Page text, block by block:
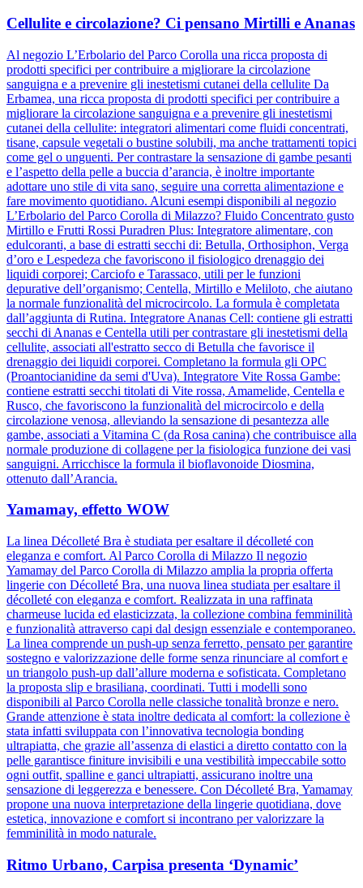
Cellulite e circolazione? Ci pensano Mirtilli e Ananas
Al negozio L’Erbolario del Parco Corolla una ricca proposta di
prodotti specifici per contribuire a migliorare la circolazione
sanguigna e a prevenire gli inestetismi cutanei della cellulite Da
Erbamea, una ricca proposta di prodotti specifici per contribuire a
migliorare la circolazione sanguigna e a prevenire gli inestetismi
cutanei della cellulite: integratori alimentari come fluidi concentrati,
tisane, capsule vegetali o bustine solubili, ma anche trattamenti topici
come gel o unguenti. Per contrastare la sensazione di gambe pesanti
e l’aspetto della pelle a buccia d’arancia, è inoltre importante
adottare uno stile di vita sano, seguire una corretta alimentazione e
fare movimento quotidiano. Alcuni esempi disponibili al negozio
L’Erbolario del Parco Corolla di Milazzo? Fluido Concentrato gusto
Mirtillo e Frutti Rossi Puradren Plus: Integratore alimentare, con
edulcoranti, a base di estratti secchi di: Betulla, Orthosiphon, Verga
d’oro e Lespedeza che favoriscono il fisiologico drenaggio dei
liquidi corporei; Carciofo e Tarassaco, utili per le funzioni
depurative dell’organismo; Centella, Mirtillo e Meliloto, che aiutano
la normale funzionalità del microcircolo. La formula è completata
dall’aggiunta di Rutina. Integratore Ananas Cell: contiene gli estratti
secchi di Ananas e Centella utili per contrastare gli inestetismi della
cellulite, associati all'estratto secco di Betulla che favorisce il
drenaggio dei liquidi corporei. Completano la formula gli OPC
(Proantocianidine da semi d'Uva). Integratore Vite Rossa Gambe:
contiene estratti secchi titolati di Vite rossa, Amamelide, Centella e
Rusco, che favoriscono la funzionalità del microcircolo e della
circolazione venosa, alleviando la sensazione di pesantezza alle
gambe, associati a Vitamina C (da Rosa canina) che contribuisce alla
normale produzione di collagene per la fisiologica funzione dei vasi
sanguigni. Arricchisce la formula il bioflavonoide Diosmina,
ottenuto dall’Arancia.
Yamamay, effetto WOW
La linea Décolleté Bra è studiata per esaltare il décolleté con
eleganza e comfort. Al Parco Corolla di Milazzo Il negozio
Yamamay del Parco Corolla di Milazzo amplia la propria offerta
lingerie con Décolleté Bra, una nuova linea studiata per esaltare il
décolleté con eleganza e comfort. Realizzata in una raffinata
charmeuse lucida ed elasticizzata, la collezione combina femminilità
e funzionalità attraverso capi dal design essenziale e contemporaneo.
La linea comprende un push-up senza ferretto, pensato per garantire
sostegno e valorizzazione delle forme senza rinunciare al comfort e
un triangolo push-up dall’allure moderna e sofisticata. Completano
la proposta slip e brasiliana, coordinati. Tutti i modelli sono
disponibili al Parco Corolla nelle classiche tonalità bronze e nero.
Grande attenzione è stata inoltre dedicata al comfort: la collezione è
stata infatti sviluppata con l’innovativa tecnologia bonding
ultrapiatta, che grazie all’assenza di elastici a diretto contatto con la
pelle garantisce finiture invisibili e una vestibilità impeccabile sotto
ogni outfit, spalline e ganci ultrapiatti, assicurano inoltre una
sensazione di leggerezza e benessere. Con Décolleté Bra, Yamamay
propone una nuova interpretazione della lingerie quotidiana, dove
estetica, innovazione e comfort si incontrano per valorizzare la
femminilità in modo naturale.
Ritmo Urbano, Carpisa presenta ‘Dynamic’